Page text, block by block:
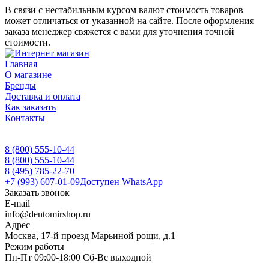
В связи с нестабильным курсом валют стоимость товаров
может отличаться от указанной на сайте. После оформления
заказа менеджер свяжется с вами для уточнения точной
стоимости.
Главная
О магазине
Бренды
Доставка и оплата
Как заказать
Контакты
8 (800) 555-10-44
8 (800) 555-10-44
8 (495) 785-22-70
+7 (993) 607-01-09Доступен WhatsApp
Заказать звонок
E-mail
info@dentomirshop.ru
Адрес
Москва, 17-й проезд Марьиной рощи, д.1
Режим работы
Пн-Пт 09:00-18:00 Сб-Вс выходной